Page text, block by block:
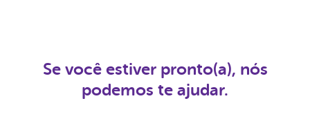
Se você estiver pronto(a), nós
podemos te ajudar.